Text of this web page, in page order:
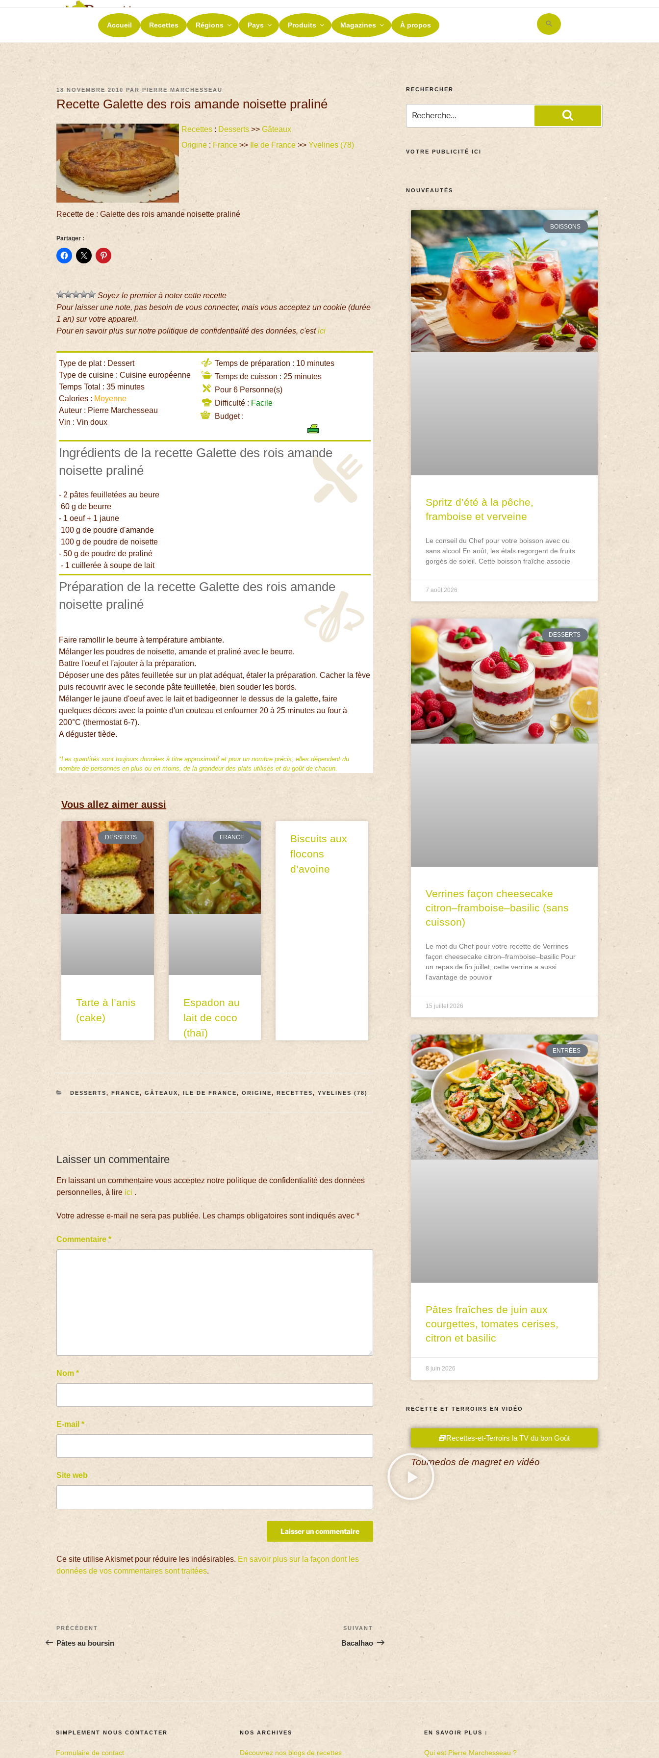
RECETTES ET TERROIRS
La richesse de nos terroirs
Accueil Recettes Régions Pays Produits Magazines À propos
Search
for:
18 NOVEMBRE 2010 PARPIERRE MARCHESSEAU
Recette Galette des rois amande noisette praliné
Recettes : Desserts >>Gâteaux
Origine : France >> Ile de France >>Yvelines (78)
Recette de : Galette des rois amande noisette praliné
Partager :
Soyez le premier à noter cette recette
Pour laisser une note, pas besoin de vous connecter, mais vous acceptez un cookie (durée
1 an) sur votre appareil.
Pour en savoir plus sur notre politique de confidentialité des données, c'estici
Type de plat : Dessert
Type de cuisine : Cuisine européenne
Temps Total : 35 minutes
Calories : Moyenne
Auteur : Pierre Marchesseau
Vin : Vin doux
Temps de préparation : 10 minutes
Temps de cuisson : 25 minutes
Pour 6 Personne(s)
Difficulté : Facile
Budget :
Ingrédients de la recette Galette des rois amande
noisette praliné
- 2 pâtes feuilletées au beure
60 g de beurre
- 1 oeuf + 1 jaune
100 g de poudre d'amande
100 g de poudre de noisette
- 50 g de poudre de praliné
- 1 cuillerée à soupe de lait
Préparation de la recette Galette des rois amande
noisette praliné
Faire ramollir le beurre à température ambiante.
Mélanger les poudres de noisette, amande et praliné avec le beurre.
Battre l'oeuf et l'ajouter à la préparation.
Déposer une des pâtes feuilletée sur un plat adéquat, étaler la préparation. Cacher la fève
puis recouvrir avec le seconde pâte feuilletée, bien souder les bords.
Mélanger le jaune d'oeuf avec le lait et badigeonner le dessus de la galette, faire
quelques décors avec la pointe d'un couteau et enfourner 20 à 25 minutes au four à
200°C (thermostat 6-7).
A déguster tiède.
*Les quantités sont toujours données à titre approximatif et pour un nombre précis, elles dépendent du
nombre de personnes en plus ou en moins, de la grandeur des plats utilisés et du goût de chacun.
Vous allez aimer aussi
DESSERTS
Tarte à l’anis
(cake)
FRANCE
Espadon au
lait de coco
(thaï)
Biscuits aux
flocons
d’avoine
DESSERTS, FRANCE, GÂTEAUX, ILE DE FRANCE, ORIGINE, RECETTES, YVELINES (78)
Laisser un commentaire
En laissant un commentaire vous acceptez notre politique de confidentialité des données
personnelles, à lire ici .
Votre adresse e-mail ne sera pas publiée. Les champs obligatoires sont indiqués avec*
Commentaire*
Nom*
E-mail*
Site web
Ce site utilise Akismet pour réduire les indésirables. En savoir plus sur la façon dont les
données de vos commentaires sont traitées.
PRÉCÉDENT
Pâtes au boursin
SUIVANT
Bacalhao
RECHERCHER
VOTRE PUBLICITÉ ICI
NOUVEAUTÉS
BOISSONS
Spritz d’été à la pêche,
framboise et verveine
Le conseil du Chef pour votre boisson avec ou
sans alcool En août, les étals regorgent de fruits
gorgés de soleil. Cette boisson fraîche associe
7 août 2026
DESSERTS
Verrines façon cheesecake
citron–framboise–basilic (sans
cuisson)
Le mot du Chef pour votre recette de Verrines
façon cheesecake citron–framboise–basilic Pour
un repas de fin juillet, cette verrine a aussi
l’avantage de pouvoir
15 juillet 2026
ENTRÉES
Pâtes fraîches de juin aux
courgettes, tomates cerises,
citron et basilic
8 juin 2026
RECETTE ET TERROIRS EN VIDÉO
Recettes-et-Terroirs la TV du bon Goût
Tournedos de magret en vidéo
SIMPLEMENT NOUS CONTACTER
Formulaire de contact
NOS ARCHIVES
Découvrez nos blogs de recettes
EN SAVOIR PLUS :
Qui est Pierre Marchesseau ?